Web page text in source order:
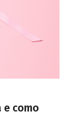
e como